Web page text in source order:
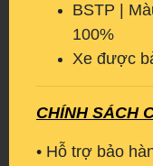
BSTP |
100%
Xe được
CHÍNH SÁCH
• Hỗ trợ bảo